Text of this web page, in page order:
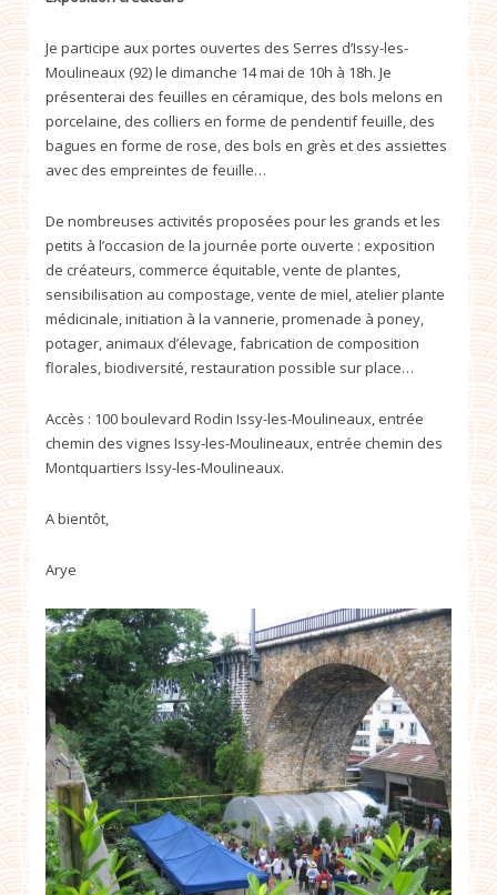
Je participe aux portes ouvertes des Serres d’Issy-les-
Moulineaux (92) le dimanche 14 mai de 10h à 18h. Je
présenterai des feuilles en céramique, des bols melons en
porcelaine, des colliers en forme de pendentif feuille, des
bagues en forme de rose, des bols en grès et des assiettes
avec des empreintes de feuille…
De nombreuses activités proposées pour les grands et les
petits à l’occasion de la journée porte ouverte : exposition
de créateurs, commerce équitable, vente de plantes,
sensibilisation au compostage, vente de miel, atelier plante
médicinale, initiation à la vannerie, promenade à poney,
potager, animaux d’élevage, fabrication de composition
florales, biodiversité, restauration possible sur place…
Accès : 100 boulevard Rodin Issy-les-Moulineaux, entrée
chemin des vignes Issy-les-Moulineaux, entrée chemin des
Montquartiers Issy-les-Moulineaux.
A bientôt,
Arye